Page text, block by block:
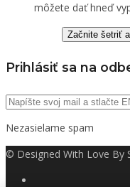
môžete dať hneď
Začnite šetriť
Prihlásiť sa na
Nezasielame spam
© Designed With Love By